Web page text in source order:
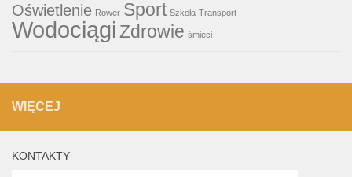
Oświetlenie Rower Sport Szkoła Transport
WodociągiZdrowie śmieci
WIĘCEJ
KONTAKTY